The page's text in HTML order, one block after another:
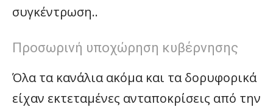
συγκέντρωση..
Προσωρινή υποχώρηση κυβέρνησης
Όλα τα κανάλια ακόμα και τα δορυφορικά
είχαν εκτεταμένες ανταποκρίσεις από την